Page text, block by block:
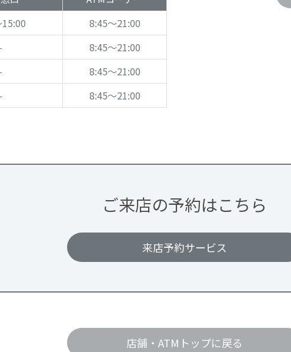
8:45～21:00
-
8:45～21:00
-
8:45～21:00
- 8:45～21:00
ご来店の予約はこちら
来店予約サービス
店舗・ATMトップに戻る